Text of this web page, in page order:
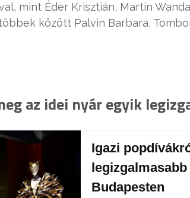
mint Éder Krisztián, Martin
között Palvin Barbara,
az idei nyár egyik
Igazi
Budapesten